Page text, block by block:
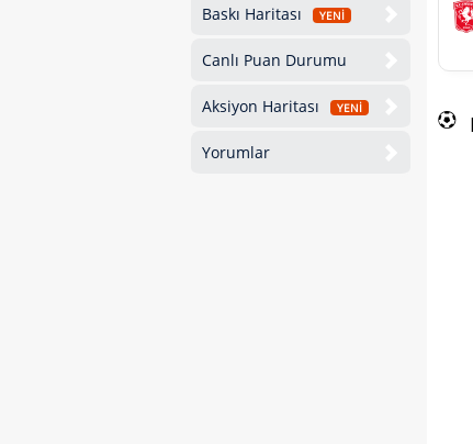
Baskı Haritası YENİ
Canlı Puan Durumu
Aksiyon Haritası YENİ
Yorumlar